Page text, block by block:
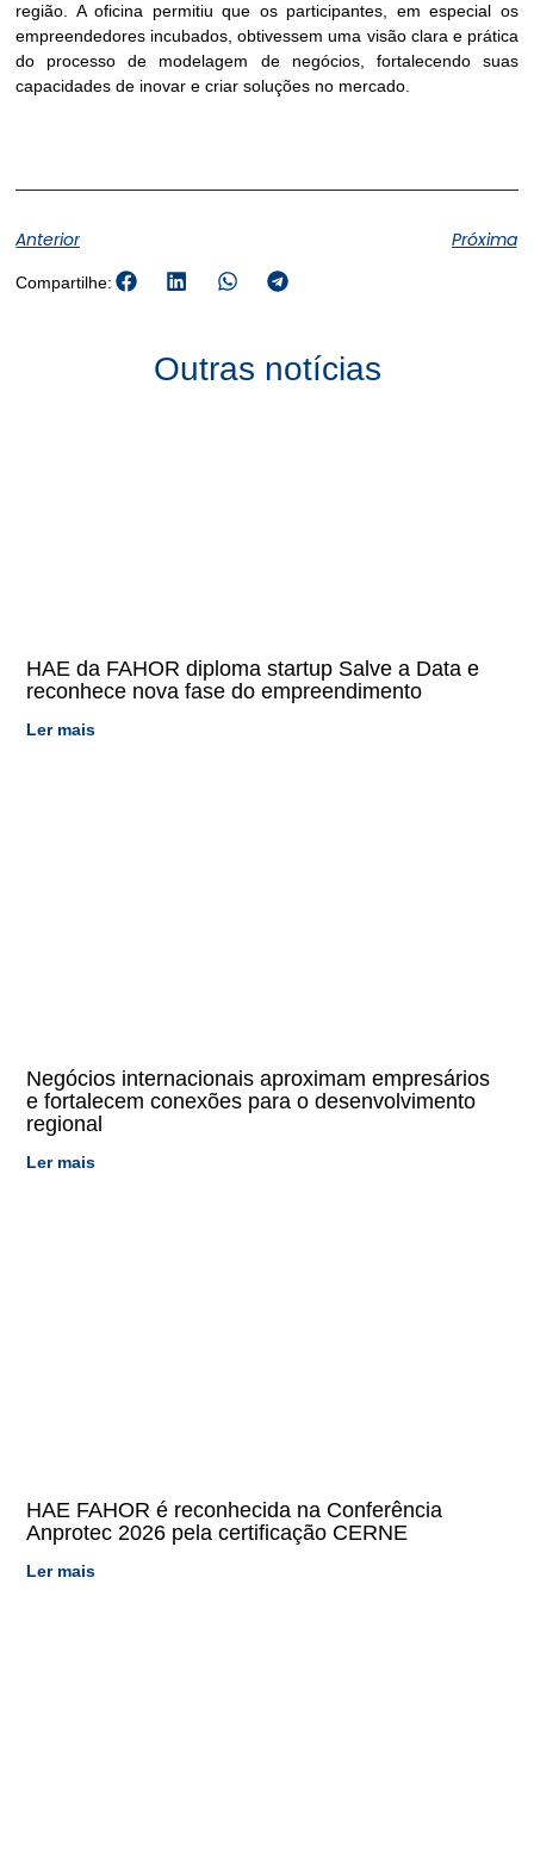
região. A oficina permitiu que os participantes, em especial os
empreendedores incubados, obtivessem uma visão clara e prática
do processo de modelagem de negócios, fortalecendo suas
capacidades de inovar e criar soluções no mercado.
Anterior Próxima
Compartilhe:
Outras notícias
HAE da FAHOR diploma startup Salve a Data e
reconhece nova fase do empreendimento
Ler mais
Negócios internacionais aproximam empresários
e fortalecem conexões para o desenvolvimento
regional
Ler mais
HAE FAHOR é reconhecida na Conferência
Anprotec 2026 pela certificação CERNE
Ler mais